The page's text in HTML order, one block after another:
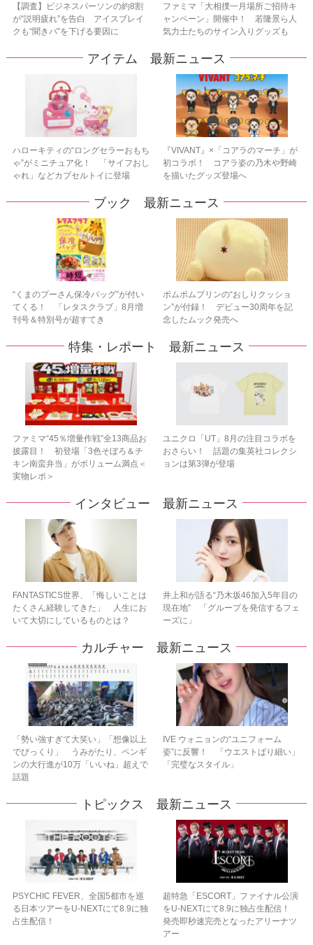
【調査】ビジネスパーソンの約8割
が“説明疲れ”を告白 アイスブレイ
クも“聞きパ”を下げる要因に
ファミマ「大相撲一月場所ご招待キ
ャンペーン」開催中！ 若隆景ら人
気力士たちのサイン入りグッズも
アイテム 最新ニュース
ハローキティの“ロングセラーおもち
ゃ”がミニチュア化！ 「サイフおし
ゃれ」などカプセルトイに登場
『VIVANT』×「コアラのマーチ」が
初コラボ！ コアラ姿の乃木や野崎
を描いたグッズ登場へ
ブック 最新ニュース
“くまのプーさん保冷バッグ”が付い
てくる！ 「レタスクラブ」8月増
刊号＆特別号が超すてき
ポムポムプリンの“おしりクッショ
ン”が付録！ デビュー30周年を記
念したムック発売へ
特集・レポート 最新ニュース
ファミマ“45％増量作戦”全13商品お
披露目！ 初登場「3色そぼろ＆チ
キン南蛮弁当」がボリューム満点＜
実物レポ＞
ユニクロ「UT」8月の注目コラボを
おさらい！ 話題の集英社コレクシ
ョンは第3弾が登場
インタビュー 最新ニュース
FANTASTICS世界、「悔しいことは
たくさん経験してきた」 人生にお
いて大切にしているものとは？
井上和が語る“乃木坂46加入5年目の
現在地” 「グループを発信するフェ
ーズに」
カルチャー 最新ニュース
「勢い強すぎて大笑い」「想像以上
でびっくり」 うみがたり、ペンギ
ンの大行進が10万「いいね」超えで
話題
IVE ウォニョンの“ユニフォーム
姿”に反響！ 「ウエストばり細い」
「完璧なスタイル」
トピックス 最新ニュース
PSYCHIC FEVER、全国5都市を巡
る日本ツアーをU‐NEXTにて8.9に独
占生配信！
超特急「ESCORT」ファイナル公演
をU-NEXTにて8.9に独占生配信！
発売即秒速完売となったアリーナツ
アー